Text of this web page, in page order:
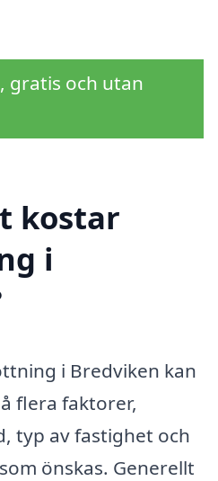
gratis och utan
kostar
i
i Bredviken kan
flera faktorer,
typ av fastighet och
önskas. Generellt